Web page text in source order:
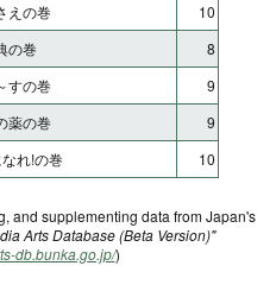
えの巻
10
の巻
8
すの巻
9
薬の巻
9
れ!の巻 10
and supplementing data from Japan's
Arts Database (Beta Version)"
db.bunka.go.jp/)